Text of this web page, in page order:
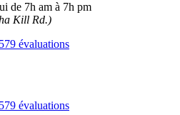
de 7h am à 7h pm
Kill Rd.)
évaluations
évaluations